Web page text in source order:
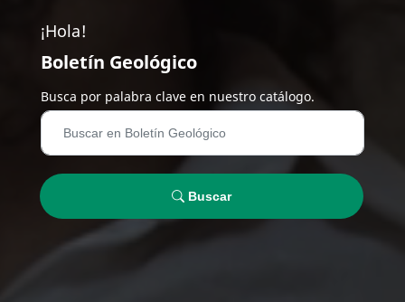
¡Hola!
Boletín Geológico
Busca por palabra clave en nuestro catálogo.
Buscar